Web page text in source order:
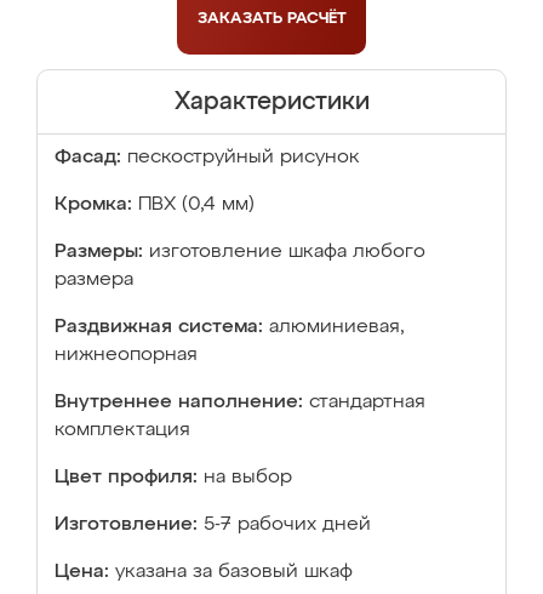
ЗАКАЗАТЬ РАСЧЁТ
Характеристики
Фасад: пескоструйный рисунок
Кромка: ПВХ (0,4 мм)
Размеры: изготовление шкафа любого
размера
Раздвижная система: алюминиевая,
нижнеопорная
Внутреннее наполнение: стандартная
комплектация
Цвет профиля: на выбор
Изготовление: 5-7 рабочих дней
Цена: указана за базовый шкаф